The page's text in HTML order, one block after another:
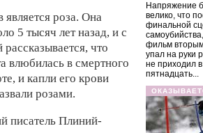
Напряжение
велико, что
финальной
фильм
упал на руки
не приходил
пятнадцать...
роза. Она
5 тысяч лет назад, и с
что
в смертного
и капли его крови
розами.
писатель Плиний-